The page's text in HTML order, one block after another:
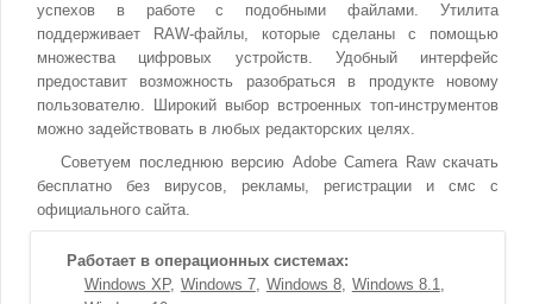
успехов в работе с подобными файлами. Утилита
поддерживает RAW-файлы, которые сделаны с помощью
множества цифровых устройств. Удобный интерфейс
предоставит возможность разобраться в продукте новому
пользователю. Широкий выбор встроенных топ-инструментов
можно задействовать в любых редакторских целях.
Советуем последнюю версию Adobe Camera Raw скачать
бесплатно без вирусов, рекламы, регистрации и смс с
официального сайта.
Работает в операционных системах:
Windows XP
Windows 7 Windows 8
Windows 8.1